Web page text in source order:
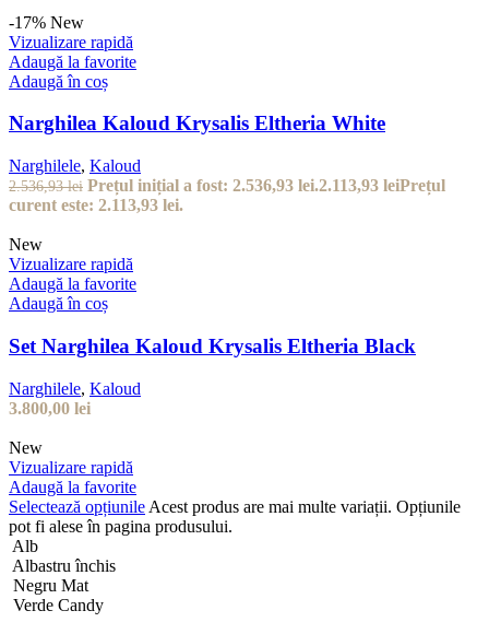
-17% New
Vizualizare rapidă
Adaugă la favorite
Adaugă în coș
Narghilea Kaloud Krysalis Eltheria White
Narghilele, Kaloud
2.536,93lei Prețul inițial a fost: 2.536,93 lei.2.113,93 leiPrețul
curent este: 2.113,93 lei.
New
Vizualizare rapidă
Adaugă la favorite
Adaugă în coș
Set Narghilea Kaloud Krysalis Eltheria Black
Narghilele, Kaloud
3.800,00 lei
New
Vizualizare rapidă
Adaugă la favorite
Selectează opțiunile Acest produs are mai multe variații. Opțiunile
pot fi alese în pagina produsului.
Alb
Albastru închis
Negru Mat
Verde Candy